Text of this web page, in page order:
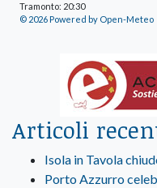
Tramonto: 20:30
© 2026 Powered by Open-Meteo
Articoli
Isola in Tavola
Porto Azzurro